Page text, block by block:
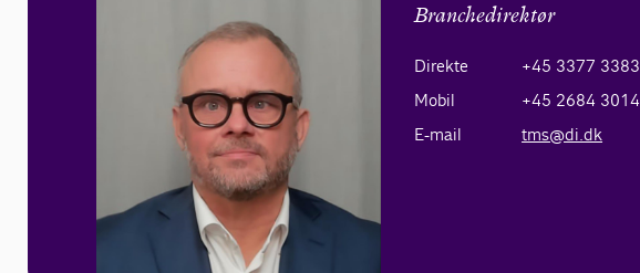
Branchedirektør
Direkte
+45 3377 3383
Mobil
+45 2684 3014
E-mail
tms@di.dk